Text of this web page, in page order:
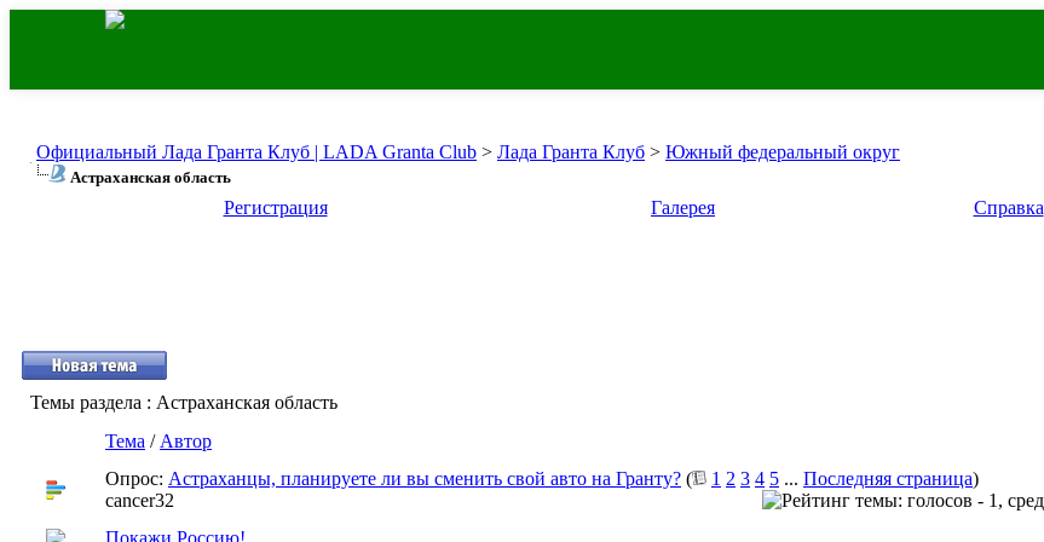
Официальный Лада Гранта Клуб | LADA Granta Club > Лада Гранта Клуб > Южный федеральный округ
Астраханская область
Регистрация
Галерея Справка
Темы раздела : Астраханская область
Тема / Автор
Опрос: Астраханцы, планируете ли вы сменить свой авто на Гранту? ( 1 2 3 4 5 ... Последняя страница)
cancer32
Покажи Россию!